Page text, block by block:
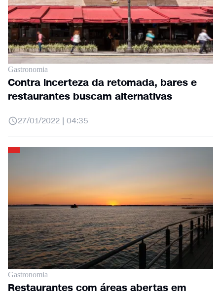
Gastronomia
Contra incerteza da retomada, bares e
restaurantes buscam alternativas
27/01/2022 | 04:35
Gastronomia
Restaurantes com áreas abertas em